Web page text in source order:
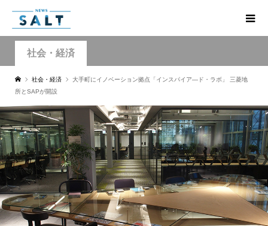
社会・経済
社会・経済
大手町にイノベーション拠点「インスパイア―ド・ラボ」 三菱地
所とSAPが開設